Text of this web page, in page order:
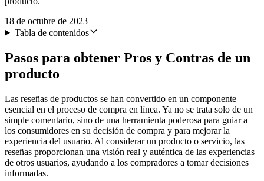
18 de octubre de 2023
Tabla de contenidos
Pasos para obtener Pros y Contras de un
producto
Las reseñas de productos se han convertido en un componente
esencial en el proceso de compra en línea. Ya no se trata solo de un
simple comentario, sino de una herramienta poderosa para guiar a
los consumidores en su decisión de compra y para mejorar la
experiencia del usuario. Al considerar un producto o servicio, las
reseñas proporcionan una visión real y auténtica de las experiencias
de otros usuarios, ayudando a los compradores a tomar decisiones
informadas.